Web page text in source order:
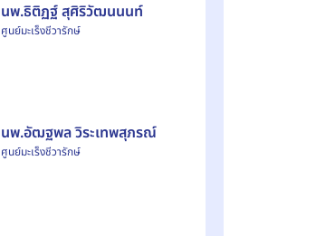
นพ.ธิติฏฐ์ สุศิริวัฒนนนท์
ศูนย์มะเร็งชีวารักษ์
นพ.อัฒฐพล วิระเทพสุภรณ์
ศูนย์มะเร็งชีวารักษ์